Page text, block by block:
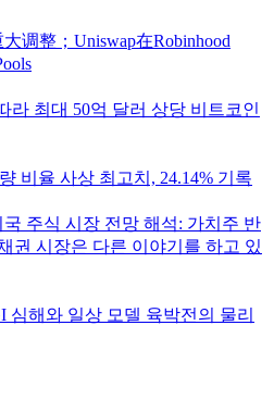
调整；Uniswap在Robinhood
라 최대 50억 달러 상당 비트코인
비율 사상 최고치, 24.14% 기록
주식 시장 전망 해석: 가치주 반
권 시장은 다른 이야기를 하고 있
해와 일상 모델 육박전의 물리